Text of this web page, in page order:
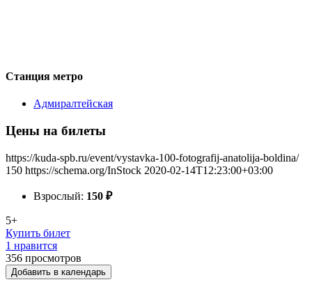
Станция метро
Адмиралтейская
Цены на билеты
https://kuda-spb.ru/event/vystavka-100-fotografij-anatolija-boldina/
150 https://schema.org/InStock 2020-02-14T12:23:00+03:00
Взрослый: 150 ₽
5+
Купить билет
1 нравится
356 просмотров
Добавить в календарь